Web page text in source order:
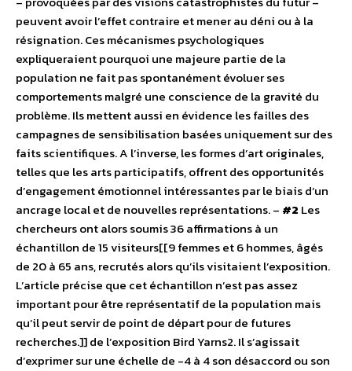
peuvent avoir l’effet contraire et mener au déni ou à la
résignation. Ces mécanismes psychologiques
expliqueraient pourquoi une majeure partie de la
population ne fait pas spontanément évoluer ses
comportements malgré une conscience de la gravité du
problème. Ils mettent aussi en évidence les failles des
campagnes de sensibilisation basées uniquement sur des
faits scientifiques. A l’inverse, les formes d’art originales,
telles que les arts participatifs, offrent des opportunités
d’engagement émotionnel intéressantes par le biais d’un
ancrage local et de nouvelles représentations. – #2 Les
chercheurs ont alors soumis 36 affirmations à un
échantillon de 15 visiteurs[[9 femmes et 6 hommes, âgés
de 20 à 65 ans, recrutés alors qu’ils visitaient l’exposition.
L’article précise que cet échantillon n’est pas assez
important pour être représentatif de la population mais
qu’il peut servir de point de départ pour de futures
recherches.]] de l’exposition Bird Yarns2. Il s’agissait
d’exprimer sur une échelle de -4 à 4 son désaccord ou son